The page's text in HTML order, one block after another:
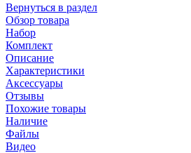
Вернуться в раздел
Обзор товара
Набор
Комплект
Описание
Характеристики
Аксессуары
Отзывы
Похожие товары
Наличие
Файлы
Видео